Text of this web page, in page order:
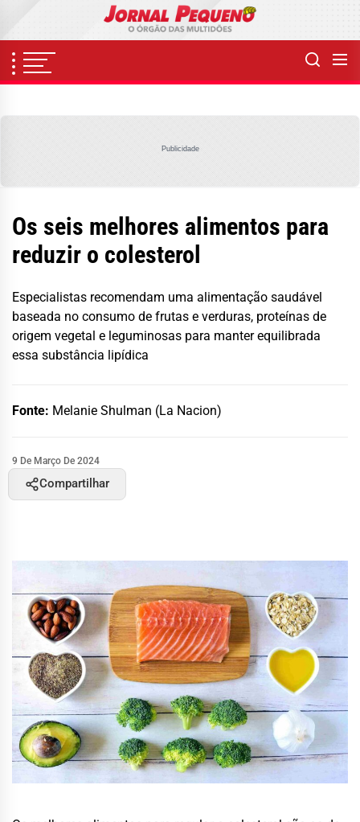
content
Publicidade
Os seis melhores alimentos para
reduzir o colesterol
Especialistas recomendam uma alimentação saudável
baseada no consumo de frutas e verduras, proteínas de
origem vegetal e leguminosas para manter equilibrada
essa substância lipídica
Fonte: Melanie Shulman (La Nacion)
9 De Março De 2024
Compartilhar